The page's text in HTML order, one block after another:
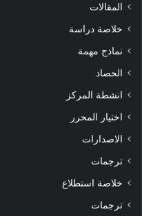
المقالات
خلاصة دراسة
نماذج مهمة
الحصاد
انشطة المركز
اختيار المحرر
الاصدارات
ترجمات
خلاصة استطلاع
ترجمات